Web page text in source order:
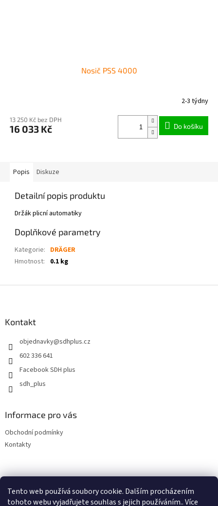
Tento web používá soubory cookie. Dalším procházením
tohoto webu vyjadřujete souhlas s jejich používáním.. Více
Nosič PSS 4000
2-3 týdny
13 250 Kč bez DPH
16 033 Kč Do košíku
Popis Diskuze
Detailní popis produktu
Držák plicní automatiky
Doplňkové parametry
Kategorie: DRÄGER
Hmotnost: 0.1 kg
Kontakt
objednavky@sdhplus.cz
602 336 641
Facebook SDH plus
sdh_plus
Informace pro vás
Obchodní podmínky
Kontakty